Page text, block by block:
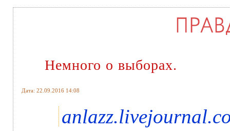
Немного о выборах.
Дата: 22.09.2016 14:08